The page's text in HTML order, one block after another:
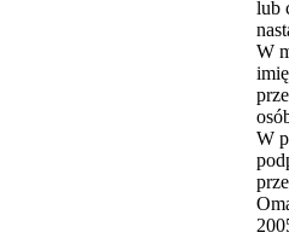
lub
W
W